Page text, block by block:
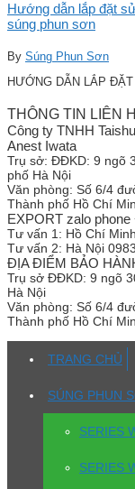
Hướng dẫn lắp đặt
súng phun sơn
By Súng Phun Sơn
HƯỚNG DẪN LẮP
THÔNG TIN LIÊN
Công ty TNHH
Anest Iwata
Trụ sở: ĐĐKD: 9 ngõ
phố Hà Nội
Văn phòng: Số 6/4
Thành phố Hồ Chí
EXPORT zalo
Tư vấn 1: Hồ Chí
Tư vấn 2: Hà Nội
ĐỊA ĐIỂM BẢO
Trụ sở ĐĐKD: 9 ngõ
Hà Nội
Văn phòng: Số 6/4
Thành phố Hồ Chí
TRANG CHỦ
SÚNG PHUN
SERIES
SERIES